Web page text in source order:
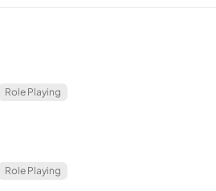
Role Playing
Role Playing